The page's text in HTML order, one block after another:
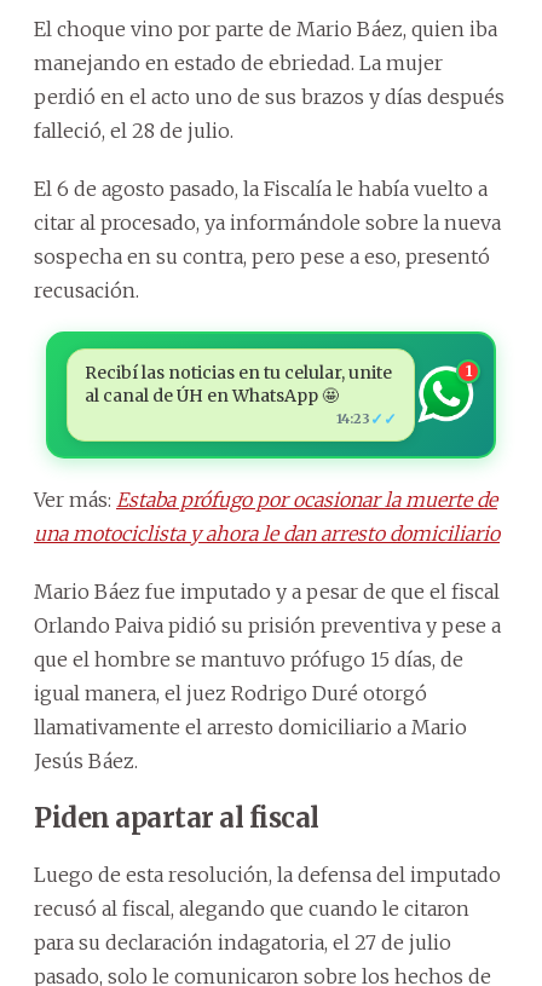
El choque vino por parte de Mario Báez, quien iba
manejando en estado de ebriedad. La mujer
perdió en el acto uno de sus brazos y días después
falleció, el 28 de julio.
El 6 de agosto pasado, la Fiscalía le había vuelto a
citar al procesado, ya informándole sobre la nueva
sospecha en su contra, pero pese a eso, presentó
recusación.
Recibí las noticias en tu celular, unite
al canal de ÚH en WhatsApp 🤩
14:23 ✓✓
1
Ver más: Estaba prófugo por ocasionar la muerte de
una motociclista y ahora le dan arresto domiciliario
Mario Báez fue imputado y a pesar de que el fiscal
Orlando Paiva pidió su prisión preventiva y pese a
que el hombre se mantuvo prófugo 15 días, de
igual manera, el juez Rodrigo Duré otorgó
llamativamente el arresto domiciliario a Mario
Jesús Báez.
Piden apartar al fiscal
Luego de esta resolución, la defensa del imputado
recusó al fiscal, alegando que cuando le citaron
para su declaración indagatoria, el 27 de julio
pasado, solo le comunicaron sobre los hechos de